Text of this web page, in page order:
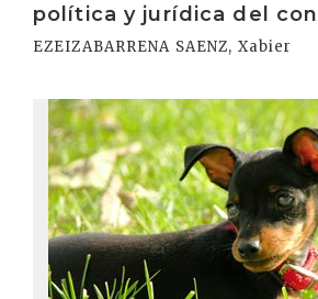
política y jurídica del
EZEIZABARRENA SAENZ, Xabier
Irakurri